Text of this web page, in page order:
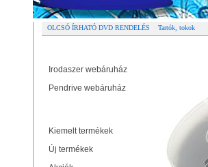
OLCSÓ ÍRHATÓ DVD RENDELÉS Tartók, tokok
Irodaszer webáruház
Pendrive webáruház
Kiemelt termékek
Új termékek